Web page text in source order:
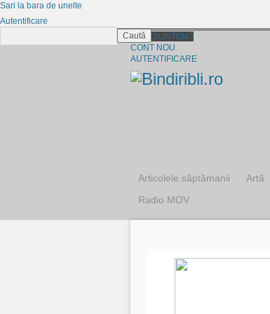
CINE SUNTEM?
CONT NOU
AUTENTIFICARE
Articolele săptămanii Artă
Radio MOV
Sari la bara de unelte
Autentificare
Caută